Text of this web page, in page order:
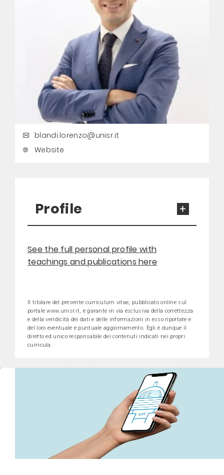
blandi.lorenzo@unisr.it
Website
Profile
See the full personal profile with
teachings and publications here
Il titolare del presente curriculum vitae, pubblicato online sul
portale www.unisr.it, è garante in via esclusiva della correttezza
e della veridicità dei dati e delle informazioni in esso riportate e
del loro eventuale e puntuale aggiornamento. Egli è dunque il
diretto ed unico responsabile dei contenuti indicati nei propri
curricula.